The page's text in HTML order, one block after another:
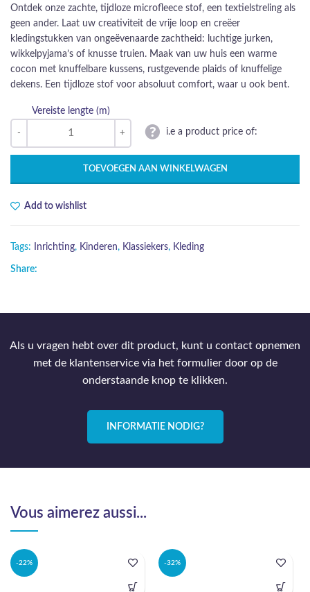
Ontdek onze zachte, tijdloze microfleece stof, een textielstreling als
geen ander. Laat uw creativiteit de vrije loop en creëer
kledingstukken van ongeëvenaarde zachtheid: luchtige jurken,
wikkelpyjama’s of knusse truien. Maak van uw huis een warme
cocon met knuffelbare kussens, rustgevende plaids of knuffelige
dekens. Een tijdloze stof voor absoluut comfort, waar u ook bent.
Vereiste lengte (m)
i.e a product price of:
TOEVOEGEN AAN WINKELWAGEN
Add to wishlist
Tags: Inrichting, Kinderen, Klassiekers, Kleding
Share:
Als u vragen hebt over dit product, kunt u contact opnemen
met de klantenservice via het formulier door op de
onderstaande knop te klikken.
INFORMATIE NODIG?
Vous aimerez aussi...
-22% -32%